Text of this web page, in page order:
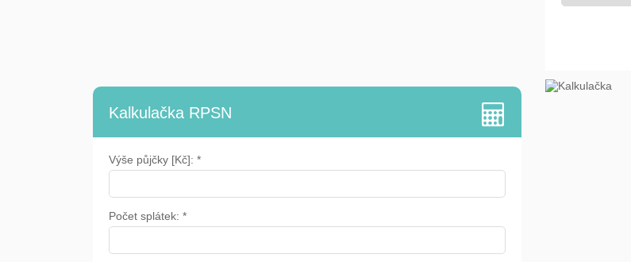
Kalkulačka RPSN
Výše půjčky [Kč]: *
Počet splátek: *